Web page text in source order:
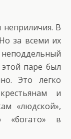
неприличия. В
за всеми их
паре был
Это легко
и
«людской»,
«богато» в